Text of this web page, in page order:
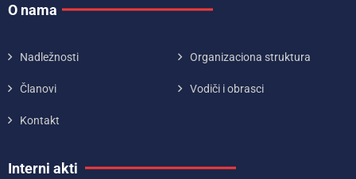
O nama
Nadležnosti Organizaciona struktura
Članovi Vodiči i obrasci
Kontakt
Interni akti